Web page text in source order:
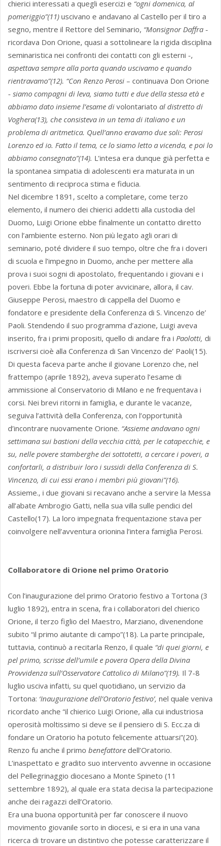
chierici interessati a quegli esercizi e “ogni domenica, al
pomeriggio”(11) uscivano e andavano al Castello per il tiro a
segno, mentre il Rettore del Seminario, “Monsignor Daffra -
ricordava Don Orione, quasi a sottolineare la rigida disciplina
seminaristica nei confronti dei contatti con gli esterni -,
aspettava sempre alla porta quando uscivamo e quando
rientravamo”(12). “Con Renzo Perosi – continuava Don Orione
- siamo compagni di leva, siamo tutti e due della stessa età e
abbiamo dato insieme l’esame di volontariato al distretto di
Voghera(13), che consisteva in un tema di italiano e un
problema di aritmetica. Quell’anno eravamo due soli: Perosi
Lorenzo ed io. Fatto il tema, ce lo siamo letto a vicenda, e poi lo
abbiamo consegnato”(14). L’intesa era dunque già perfetta e
la spontanea simpatia di adolescenti era maturata in un
sentimento di reciproca stima e fiducia.
Nel dicembre 1891, scelto a completare, come terzo
elemento, il numero dei chierici addetti alla custodia del
Duomo, Luigi Orione ebbe finalmente un contatto diretto
con l’ambiente esterno. Non più legato agli orari di
seminario, poté dividere il suo tempo, oltre che fra i doveri
di scuola e l’impegno in Duomo, anche per mettere alla
prova i suoi sogni di apostolato, frequentando i giovani e i
poveri. Ebbe la fortuna di poter avvicinare, allora, il cav.
Giuseppe Perosi, maestro di cappella del Duomo e
fondatore e presidente della Conferenza di S. Vincenzo de’
Paoli. Stendendo il suo programma d’azione, Luigi aveva
inserito, fra i primi propositi, quello di andare fra i Paolotti, di
iscriversi cioè alla Conferenza di San Vincenzo de’ Paoli(15).
Di questa faceva parte anche il giovane Lorenzo che, nel
frattempo (aprile 1892), aveva superato l’esame di
ammissione al Conservatorio di Milano e ne frequentava i
corsi. Nei brevi ritorni in famiglia, e durante le vacanze,
seguiva l’attività della Conferenza, con l’opportunità
d’incontrare nuovamente Orione. “Assieme andavano ogni
settimana sui bastioni della vecchia città, per le catapecchie, e
su, nelle povere stamberghe dei sottotetti, a cercare i poveri, a
confortarli, a distribuir loro i sussidi della Conferenza di S.
Vincenzo, di cui essi erano i membri più giovani”(16).
Assieme., i due giovani si recavano anche a servire la Messa
all’abate Ambrogio Gatti, nella sua villa sulle pendici del
Castello(17). La loro impegnata frequentazione stava per
coinvolgere nell’avventura orionina l’intera famiglia Perosi.
Collaboratore di Orione nel primo Oratorio
Con l’inaugurazione del primo Oratorio festivo a Tortona (3
luglio 1892), entra in scena, fra i collaboratori del chierico
Orione, il terzo figlio del Maestro, Marziano, divenendone
subito “il primo aiutante di campo”(18). La parte principale,
tuttavia, continuò a recitarla Renzo, il quale “di quei giorni, e
pel primo, scrisse dell’umile e povera Opera della Divina
Provvidenza sull’Osservatore Cattolico di Milano”(19). Il 7-8
luglio usciva infatti, su quel quotidiano, un servizio da
Tortona: ‘Inaugurazione dell’Oratorio festivo’, nel quale veniva
ricordato anche “il chierico Luigi Orione, alla cui industriosa
operosità moltissimo si deve se il pensiero di S. Ecc.za di
fondare un Oratorio ha potuto felicemente attuarsi”(20).
Renzo fu anche il primo benefattore dell’Oratorio.
L’inaspettato e gradito suo intervento avvenne in occasione
del Pellegrinaggio diocesano a Monte Spineto (11
settembre 1892), al quale era stata decisa la partecipazione
anche dei ragazzi dell’Oratorio.
Era una buona opportunità per far conoscere il nuovo
movimento giovanile sorto in diocesi, e si era in una vana
ricerca di trovare un distintivo che potesse caratterizzare il